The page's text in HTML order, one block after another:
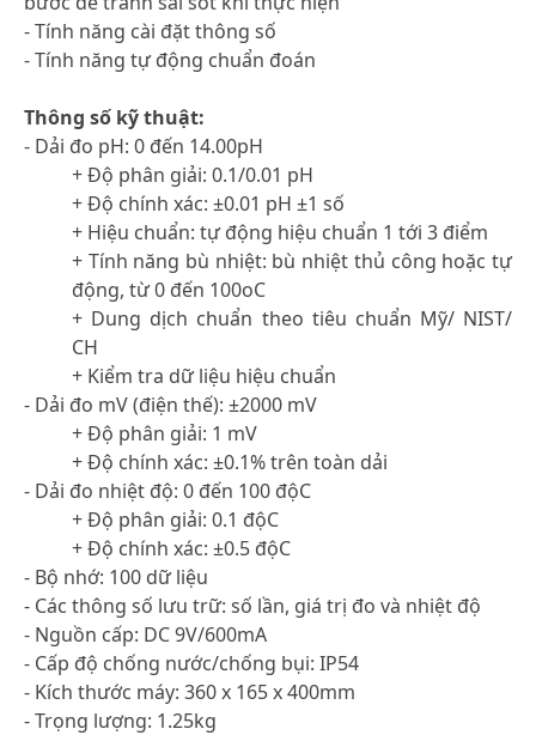
- Tính năng cài đặt thông số
- Tính năng tự động chuẩn đoán
Thông số kỹ thuật:
- Dải đo pH: 0 đến 14.00pH
+ Độ phân giải: 0.1/0.01 pH
+ Độ chính xác: ±0.01 pH ±1 số
+ Hiệu chuẩn: tự động hiệu chuẩn 1 tới 3 điểm
+ Tính năng bù nhiệt: bù nhiệt thủ công hoặc tự
động, từ 0 đến 100oC
+ Dung dịch chuẩn theo tiêu chuẩn Mỹ/ NIST/
CH
+ Kiểm tra dữ liệu hiệu chuẩn
- Dải đo mV (điện thế): ±2000 mV
+ Độ phân giải: 1 mV
+ Độ chính xác: ±0.1% trên toàn dải
- Dải đo nhiệt độ: 0 đến 100 độC
+ Độ phân giải: 0.1 độC
+ Độ chính xác: ±0.5 độC
- Bộ nhớ: 100 dữ liệu
- Các thông số lưu trữ: số lần, giá trị đo và nhiệt độ
- Nguồn cấp: DC 9V/600mA
- Cấp độ chống nước/chống bụi: IP54
- Kích thước máy: 360 x 165 x 400mm
- Trọng lượng: 1.25kg